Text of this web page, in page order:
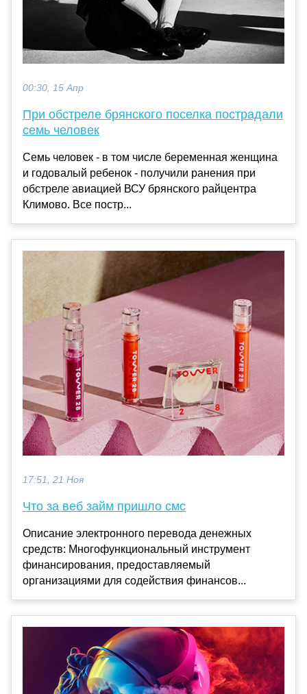
00:30, 15 Апр
При обстреле брянского поселка пострадали
семь человек
Семь человек - в том числе беременная женщина
и годовалый ребенок - получили ранения при
обстреле авиацией ВСУ брянского райцентра
Климово. Все постр...
17:51, 21 Ноя
Что за веб займ пришло смс
Описание электронного перевода денежных
средств: Многофункциональный инструмент
финансирования, предоставляемый
организациями для содействия финансов...